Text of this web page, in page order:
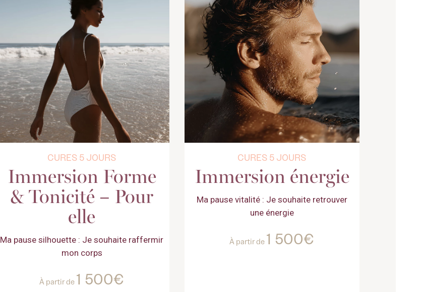
CURES 5 JOURS
Immersion Forme
& Tonicité – Pour
elle
Ma pause silhouette : Je souhaite raffermir
mon corps
À partir de 1 500€
CURES 5 JOURS
Immersion énergie
Ma pause vitalité : Je souhaite retrouver
une énergie
À partir de 1 500€